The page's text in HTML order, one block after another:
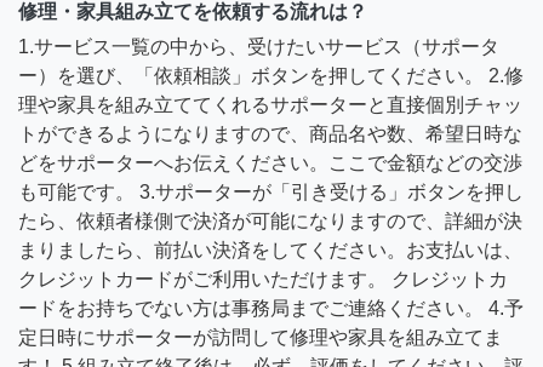
修理・家具組み立てを依頼する流れは？
1.サービス一覧の中から、受けたいサービス（サポータ
ー）を選び、「依頼相談」ボタンを押してください。 2.修
理や家具を組み立ててくれるサポーターと直接個別チャッ
トができるようになりますので、商品名や数、希望日時な
どをサポーターへお伝えください。ここで金額などの交渉
も可能です。 3.サポーターが「引き受ける」ボタンを押し
たら、依頼者様側で決済が可能になりますので、詳細が決
まりましたら、前払い決済をしてください。お支払いは、
クレジットカードがご利用いただけます。 クレジットカ
ードをお持ちでない方は事務局までご連絡ください。 4.予
定日時にサポーターが訪問して修理や家具を組み立てま